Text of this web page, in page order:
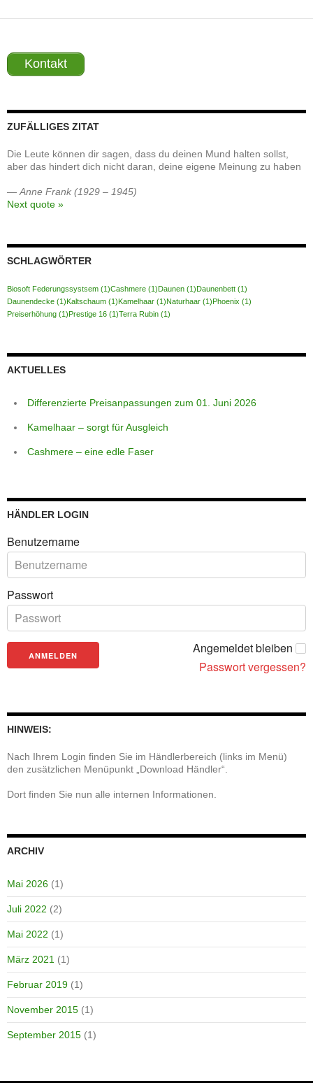
Kontakt
ZUFÄLLIGES ZITAT
Die Leute können dir sagen, dass du deinen Mund halten sollst,
aber das hindert dich nicht daran, deine eigene Meinung zu haben
— Anne Frank (1929 – 1945)
Next quote »
SCHLAGWÖRTER
Biosoft Federungssystsem (1)Cashmere (1)Daunen (1)Daunenbett (1)
Daunendecke (1)Kaltschaum (1)Kamelhaar (1)Naturhaar (1)Phoenix (1)
Preiserhöhung (1)Prestige 16 (1)Terra Rubin (1)
AKTUELLES
Differenzierte Preisanpassungen zum 01. Juni 2026
Kamelhaar – sorgt für Ausgleich
Cashmere – eine edle Faser
HÄNDLER LOGIN
Benutzername
Passwort
Angemeldet bleiben
Passwort vergessen?
HINWEIS:
Nach Ihrem Login finden Sie im Händlerbereich (links im Menü)
den zusätzlichen Menüpunkt „Download Händler“.
Dort finden Sie nun alle internen Informationen.
ARCHIV
Mai 2026 (1)
Juli 2022 (2)
Mai 2022 (1)
März 2021 (1)
Februar 2019 (1)
November 2015 (1)
September 2015 (1)